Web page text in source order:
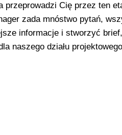
przeprowadzi Cię przez ten
zada mnóstwo pytań,
informacje i stworzyć brief,
naszego działu